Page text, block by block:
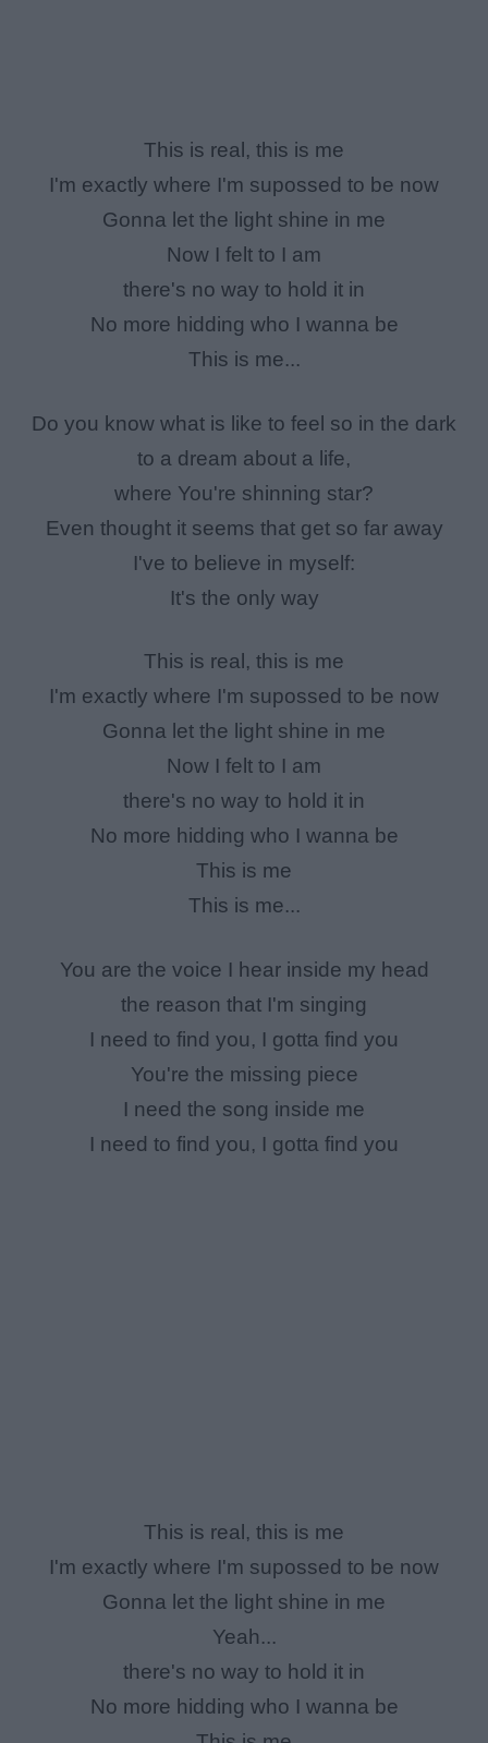
This is real, this is me
I'm exactly where I'm supossed to be now
Gonna let the light shine in me
Now I felt to I am
there's no way to hold it in
No more hidding who I wanna be
This is me...
Do you know what is like to feel so in the dark
to a dream about a life,
where You're shinning star?
Even thought it seems that get so far away
I've to believe in myself:
It's the only way
This is real, this is me
I'm exactly where I'm supossed to be now
Gonna let the light shine in me
Now I felt to I am
there's no way to hold it in
No more hidding who I wanna be
This is me
This is me...
You are the voice I hear inside my head
the reason that I'm singing
I need to find you, I gotta find you
You're the missing piece
I need the song inside me
I need to find you, I gotta find you
This is real, this is me
I'm exactly where I'm supossed to be now
Gonna let the light shine in me
Yeah...
there's no way to hold it in
No more hidding who I wanna be